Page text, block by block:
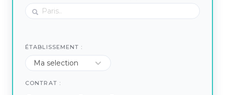
ÉTABLISSEMENT :
CONTRAT :